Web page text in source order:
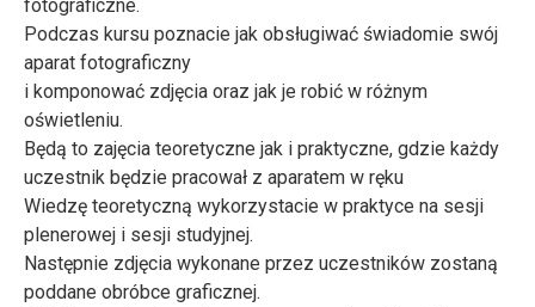
fotograficzne.
Podczas kursu poznacie jak obsługiwać świadomie swój
aparat fotograficzny
i komponować zdjęcia oraz jak je robić w różnym
oświetleniu.
Będą to zajęcia teoretyczne jak i praktyczne, gdzie każdy
uczestnik będzie pracował z aparatem w ręku
Wiedzę teoretyczną wykorzystacie w praktyce na sesji
plenerowej i sesji studyjnej.
Następnie zdjęcia wykonane przez uczestników zostaną
poddane obróbce graficznej.